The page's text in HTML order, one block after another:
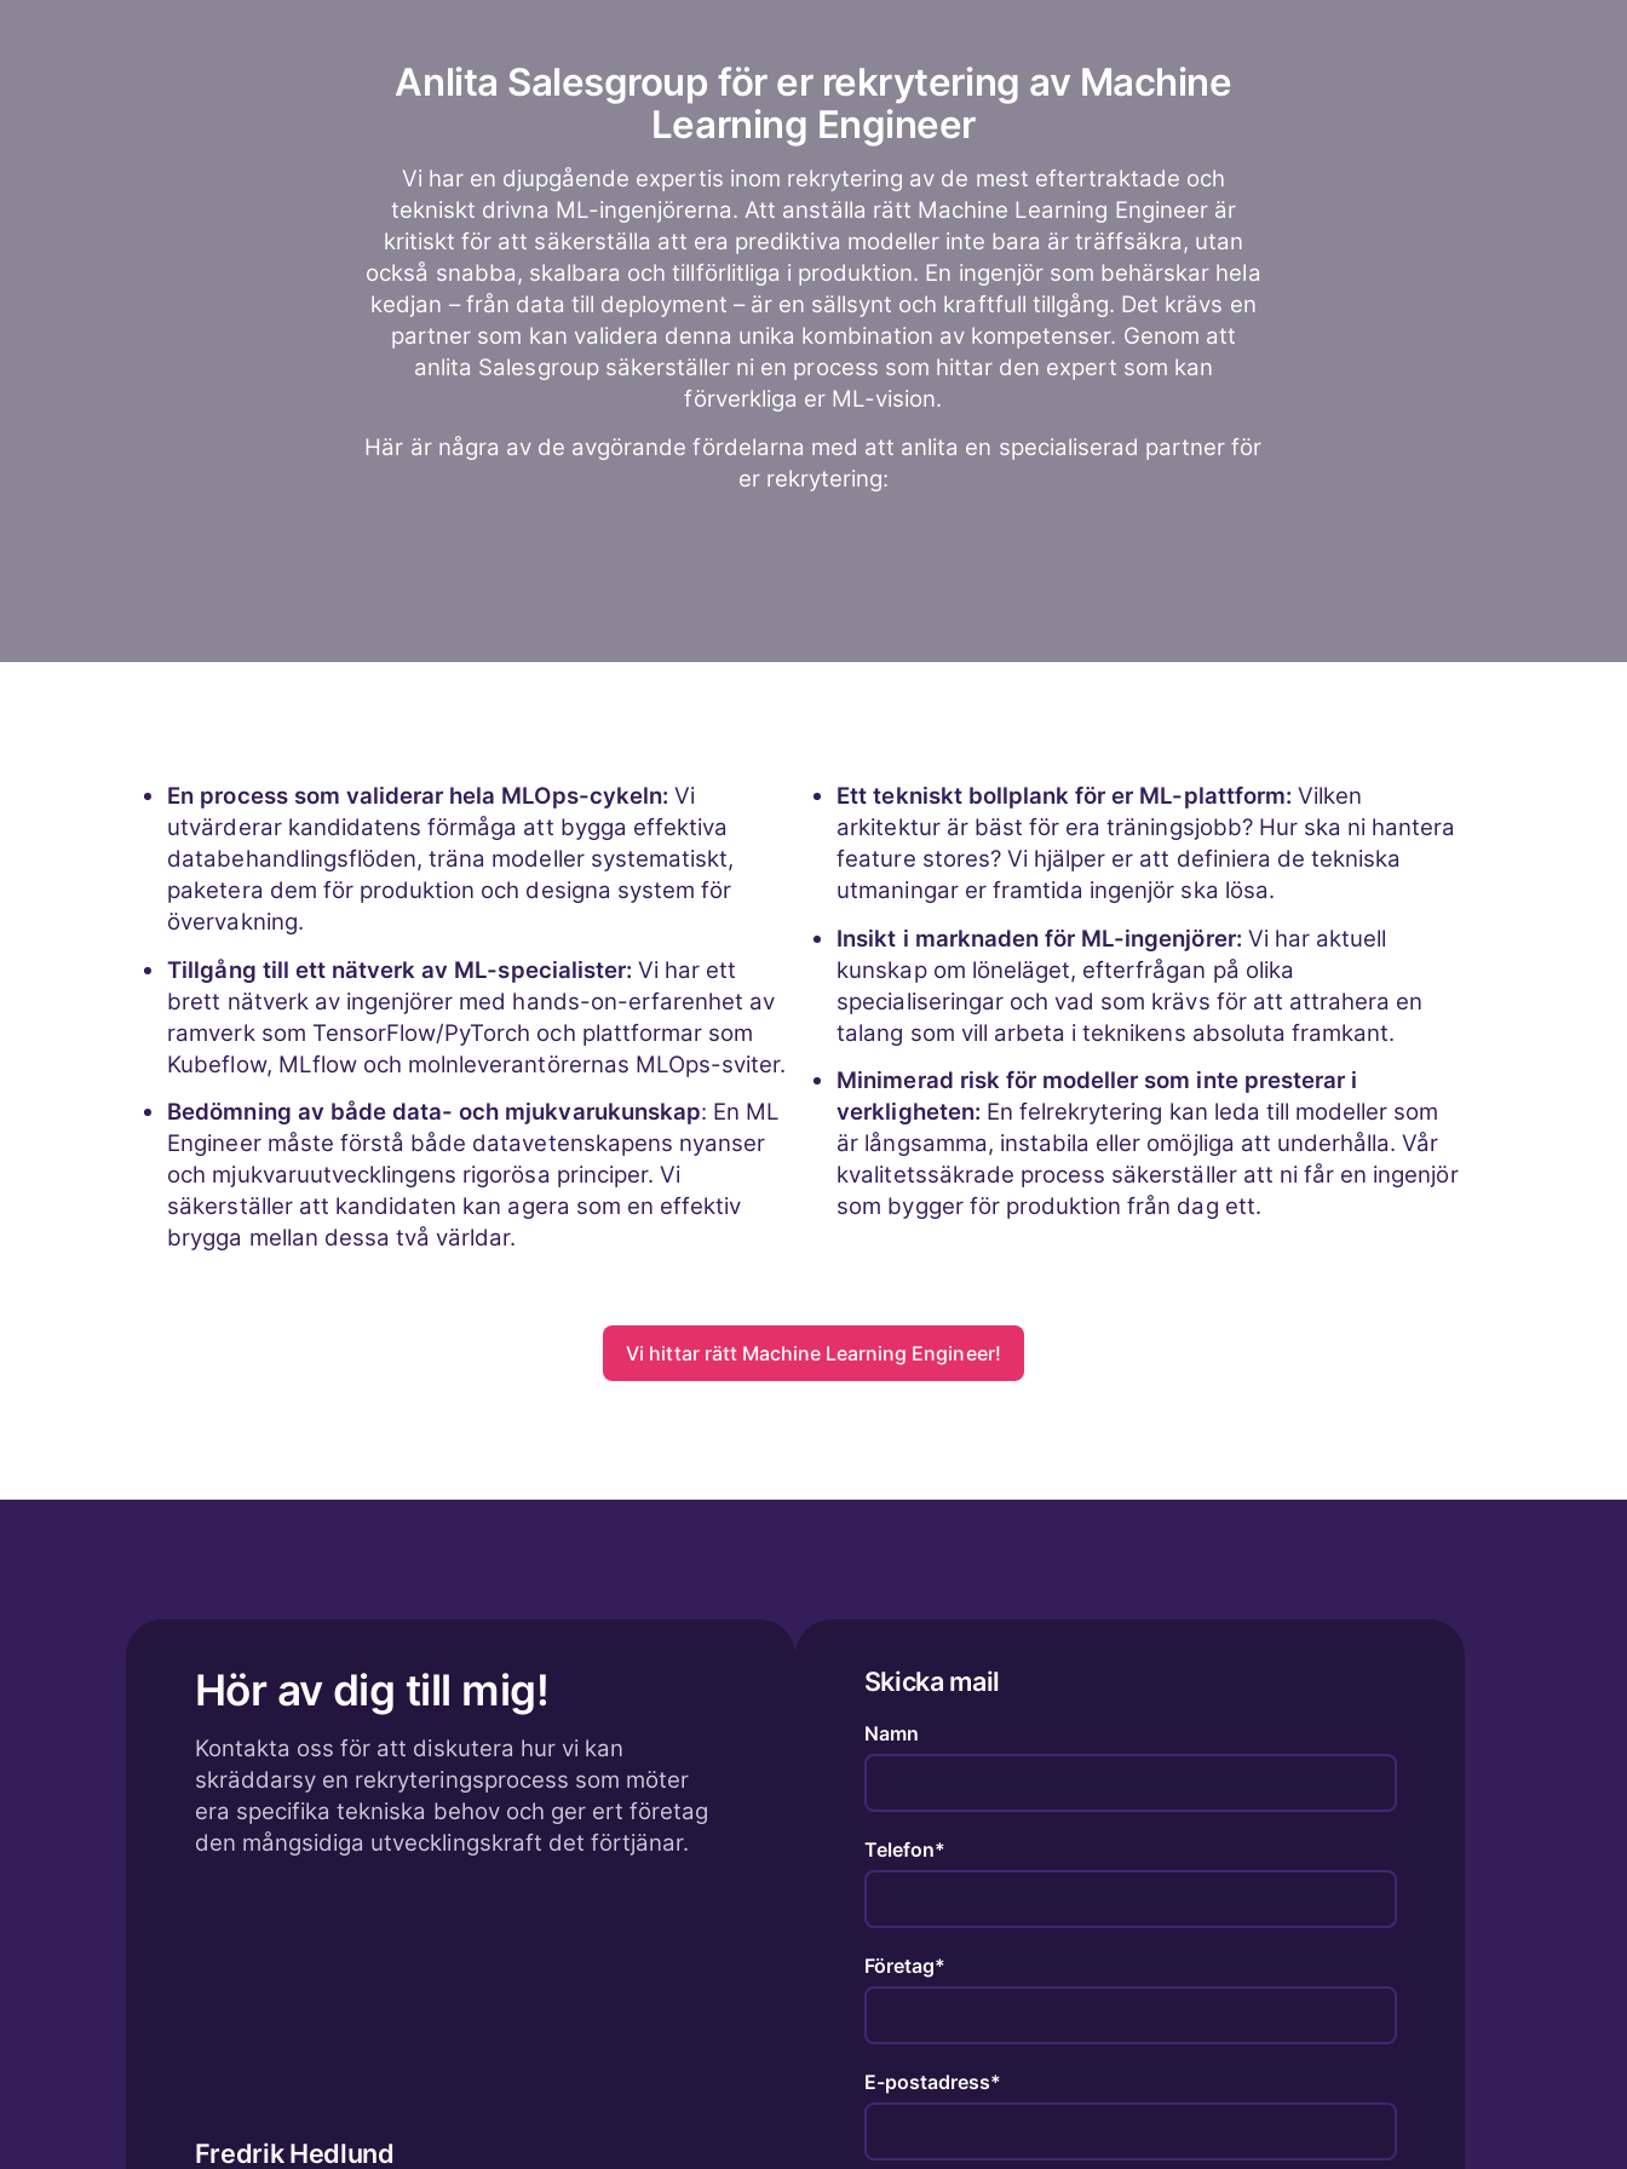
Anlita Salesgroup för er rekrytering av Machine
Learning Engineer
Vi har en djupgående expertis inom rekrytering av de mest eftertraktade och
tekniskt drivna ML-ingenjörerna. Att anställa rätt Machine Learning Engineer är
kritiskt för att säkerställa att era prediktiva modeller inte bara är träffsäkra, utan
också snabba, skalbara och tillförlitliga i produktion. En ingenjör som behärskar hela
kedjan – från data till deployment – är en sällsynt och kraftfull tillgång. Det krävs en
partner som kan validera denna unika kombination av kompetenser. Genom att
anlita Salesgroup säkerställer ni en process som hittar den expert som kan
förverkliga er ML-vision.
Här är några av de avgörande fördelarna med att anlita en specialiserad partner för
er rekrytering:
En process som validerar hela MLOps-cykeln: Vi
utvärderar kandidatens förmåga att bygga effektiva
databehandlingsflöden, träna modeller systematiskt,
paketera dem för produktion och designa system för
övervakning.
Tillgång till ett nätverk av ML-specialister: Vi har ett
brett nätverk av ingenjörer med hands-on-erfarenhet av
ramverk som TensorFlow/PyTorch och plattformar som
Kubeflow, MLflow och molnleverantörernas MLOps-sviter.
Bedömning av både data- och mjukvarukunskap: En ML
Engineer måste förstå både datavetenskapens nyanser
och mjukvaruutvecklingens rigorösa principer. Vi
säkerställer att kandidaten kan agera som en effektiv
brygga mellan dessa två världar.
Ett tekniskt bollplank för er ML-plattform: Vilken
arkitektur är bäst för era träningsjobb? Hur ska ni hantera
feature stores? Vi hjälper er att definiera de tekniska
utmaningar er framtida ingenjör ska lösa.
Insikt i marknaden för ML-ingenjörer: Vi har aktuell
kunskap om löneläget, efterfrågan på olika
specialiseringar och vad som krävs för att attrahera en
talang som vill arbeta i teknikens absoluta framkant.
Minimerad risk för modeller som inte presterar i
verkligheten: En felrekrytering kan leda till modeller som
är långsamma, instabila eller omöjliga att underhålla. Vår
kvalitetssäkrade process säkerställer att ni får en ingenjör
som bygger för produktion från dag ett.
Vi hittar rätt Machine Learning Engineer!
Hör av dig till mig!
Kontakta oss för att diskutera hur vi kan
skräddarsy en rekryteringsprocess som möter
era specifika tekniska behov och ger ert företag
den mångsidiga utvecklingskraft det förtjänar.
Fredrik Hedlund
Skicka mail
Namn
Telefon
Företag
E-postadress